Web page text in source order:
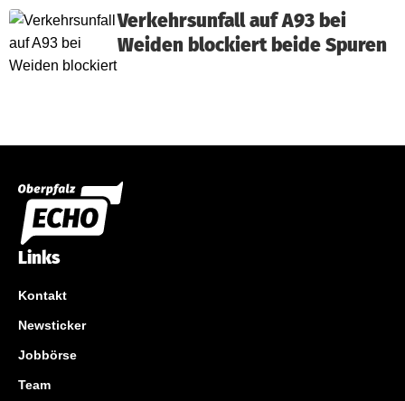
Verkehrsunfall auf A93 bei
Weiden blockiert beide Spuren
Links
Kontakt
Newsticker
Jobbörse
Team